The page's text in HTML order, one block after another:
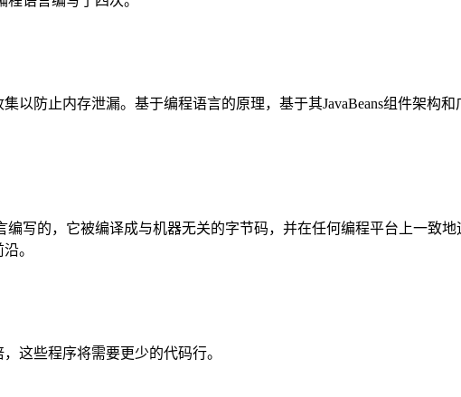
防止内存泄漏。基于编程语言的原理，基于其JavaBeans组件架构
的，它被编译成与机器无关的字节码，并在任何编程平台上一致地
。
些程序将需要更少的代码行。